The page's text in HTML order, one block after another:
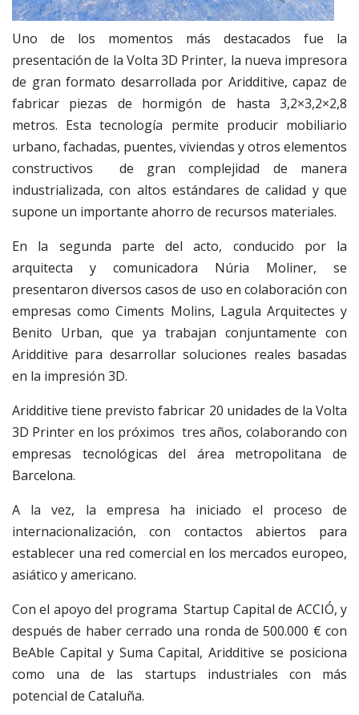
Uno de los momentos más destacados fue la
presentación de la Volta 3D Printer, la nueva impresora
de gran formato desarrollada por Aridditive, capaz de
fabricar piezas de hormigón de hasta 3,2×3,2×2,8
metros. Esta tecnología permite producir mobiliario
urbano, fachadas, puentes, viviendas y otros elementos
constructivos de gran complejidad de manera
industrializada, con altos estándares de calidad y que
supone un importante ahorro de recursos materiales.
En la segunda parte del acto, conducido por la
arquitecta y comunicadora Núria Moliner, se
presentaron diversos casos de uso en colaboración con
empresas como Ciments Molins, Lagula Arquitectes y
Benito Urban, que ya trabajan conjuntamente con
Aridditive para desarrollar soluciones reales basadas
en la impresión 3D.
Aridditive tiene previsto fabricar 20 unidades de la Volta
3D Printer en los próximos tres años, colaborando con
empresas tecnológicas del área metropolitana de
Barcelona.
A la vez, la empresa ha iniciado el proceso de
internacionalización, con contactos abiertos para
establecer una red comercial en los mercados europeo,
asiático y americano.
Con el apoyo del programa Startup Capital de ACCIÓ, y
después de haber cerrado una ronda de 500.000 € con
BeAble Capital y Suma Capital, Aridditive se posiciona
como una de las startups industriales con más
potencial de Cataluña.